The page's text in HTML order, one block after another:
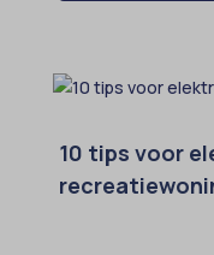
10 tips voor